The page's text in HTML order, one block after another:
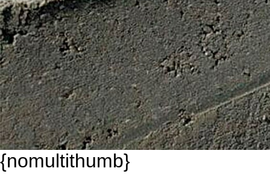
{nomultithumb}